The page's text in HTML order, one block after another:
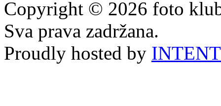
Copyright © 2026 foto
Sva prava zadržana.
Proudly hosted by